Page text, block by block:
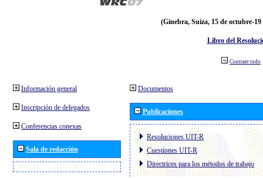
(Ginebra, Suiza, 15 de octubre-19
Libro del
Contraer todo
Información general
Inscripción de delegados
Conferencias conexas
Sala de redacción
Documentos
Publicaciones
Resoluciones UIT-R
Cuestiones UIT-R
Directrices para los métodos de trabajo